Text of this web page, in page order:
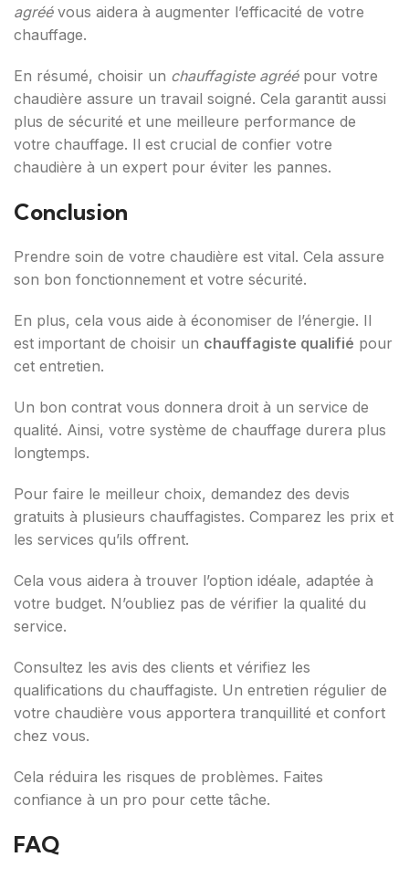
agréévous aidera à augmenter l’efficacité de votre
chauffage.
En résumé, choisir un chauffagiste agréépour votre
chaudière assure un travail soigné. Cela garantit aussi
plus de sécurité et une meilleure performance de
votre chauffage. Il est crucial de confier votre
chaudière à un expert pour éviter les pannes.
Conclusion
Prendre soin de votre chaudière est vital. Cela assure
son bon fonctionnement et votre sécurité.
En plus, cela vous aide à économiser de l’énergie. Il
est important de choisir un chauffagiste qualifié pour
cet entretien.
Un bon contrat vous donnera droit à un service de
qualité. Ainsi, votre système de chauffage durera plus
longtemps.
Pour faire le meilleur choix, demandez des devis
gratuits à plusieurs chauffagistes. Comparez les prix et
les services qu’ils offrent.
Cela vous aidera à trouver l’option idéale, adaptée à
votre budget. N’oubliez pas de vérifier la qualité du
service.
Consultez les avis des clients et vérifiez les
qualifications du chauffagiste. Un entretien régulier de
votre chaudière vous apportera tranquillité et confort
chez vous.
Cela réduira les risques de problèmes. Faites
confiance à un pro pour cette tâche.
FAQ